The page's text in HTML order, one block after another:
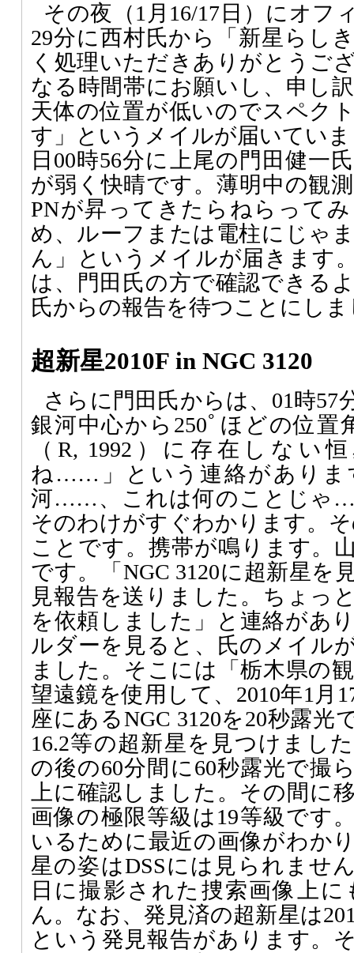
その夜（1月16/17日）にオフ
29分に西村氏から「新星らし
く処理いただきありがとうご
なる時間帯にお願いし、申し
天体の位置が低いのでスペク
す」というメイルが届いてい
日00時56分に上尾の門田健一
が弱く快晴です。薄明中の観
PNが昇ってきたらねらって
め、ルーフまたは電柱にじゃ
ん」というメイルが届きます
は、門田氏の方で確認できる
氏からの報告を待つことにし
超新星2010F in NGC 3120
さらに門田氏からは、01時57
銀河中心から250ﾟほどの位置
（R, 1992）に存在しない
ね……」という連絡がありま
河……、これは何のことじゃ
そのわけがすぐわかります。
ことです。携帯が鳴ります。
です。「NGC 3120に超新星を
見報告を送りました。ちょっ
を依頼しました」と連絡があ
ルダーを見ると、氏のメイル
ました。そこには「栃木県の
望遠鏡を使用して、2010年1月
座にあるNGC 3120を20秒露光
16.2等の超新星を見つけまし
の後の60分間に60秒露光で撮
上に確認しました。その間に
画像の極限等級は19等級です
いるために最近の画像がわか
星の姿はDSSには見られませ
日に撮影された捜索画像上
ん。なお、発見済の超新星は
という発見報告があります。